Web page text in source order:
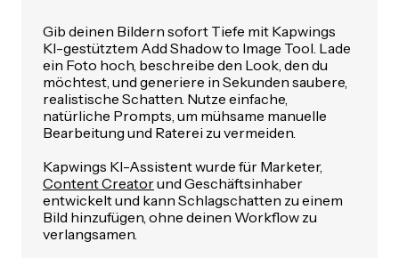
Gib deinen Bildern sofort Tiefe mit Kapwings
KI-gestütztem Add Shadow to Image Tool. Lade
ein Foto hoch, beschreibe den Look, den du
möchtest, und generiere in Sekunden saubere,
realistische Schatten. Nutze einfache,
natürliche Prompts, um mühsame manuelle
Bearbeitung und Raterei zu vermeiden.
Kapwings KI-Assistent wurde für Marketer,
Content Creatorund Geschäftsinhaber
entwickelt und kann Schlagschatten zu einem
Bild hinzufügen, ohne deinen Workflow zu
verlangsamen.